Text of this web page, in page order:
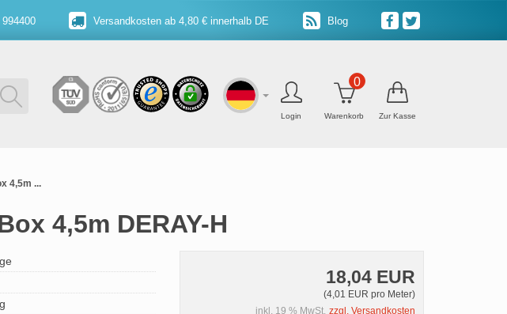
Versandkosten ab 4,80 € innerhalb DE Blog
Login Warenkorb
0
Zur Kasse
4,5m ...
4,5m DERAY-H
18,04 EUR
(4,01 EUR pro Meter)
inkl. 19 % MwSt. zzgl. Versandkosten